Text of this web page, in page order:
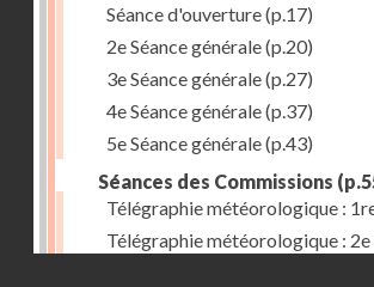
Séance d'ouverture(p.17)
2e Séance générale(p.20)
3e Séance générale(p.27)
4e Séance générale(p.37)
5e Séance générale(p.43)
Séances des Commissions
Télégraphie météorologique :
Télégraphie météorologique : 2e